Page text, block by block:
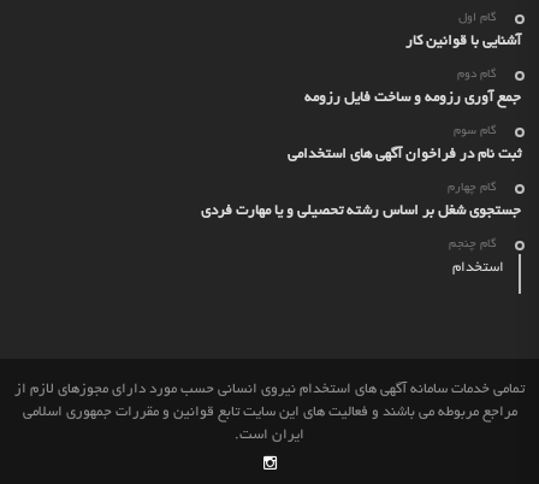
گام اول
آشنایی با قوانین کار
گام دوم
جمع آوری رزومه و ساخت فایل رزومه
گام سوم
ثبت نام در فراخوان آگهی های استخدامی
گام چهارم
جستجوی شغل بر اساس رشته تحصیلی و یا مهارت فردی
گام چنجم
استخدام
تمامی خدمات سامانه آگهی های استخدام نیروی انسانی حسب مورد دارای مجوزهای لازم از
مراجع مربوطه می باشند و فعالیت های این سایت تابع قوانین و مقررات جمهوری اسلامی
ایران است.